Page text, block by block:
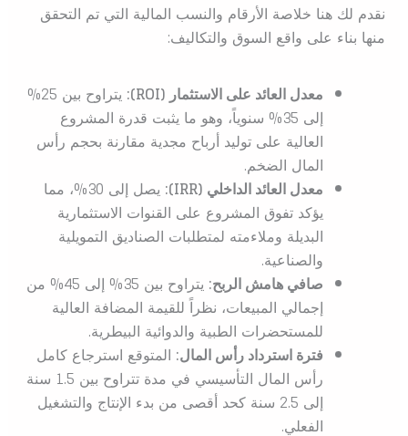
نقدم لك هنا خلاصة الأرقام والنسب المالية التي تم التحقق
منها بناء على واقع السوق والتكاليف:
معدل العائد على الاستثمار (ROI):
يتراوح بين 25%
إلى 35% سنوياً، وهو ما يثبت قدرة المشروع
العالية على توليد أرباح مجدية مقارنة بحجم رأس
المال الضخم.
معدل العائد الداخلي (IRR):
يصل إلى 30%، مما
يؤكد تفوق المشروع على القنوات الاستثمارية
البديلة وملاءمته لمتطلبات الصناديق التمويلية
والصناعية.
صافي هامش الربح:
يتراوح بين 35% إلى 45% من
إجمالي المبيعات، نظراً للقيمة المضافة العالية
للمستحضرات الطبية والدوائية البيطرية.
فترة استرداد رأس المال:المتوقع استرجاع كامل
رأس المال التأسيسي في مدة تتراوح بين 1.5 سنة
إلى 2.5 سنة كحد أقصى من بدء الإنتاج والتشغيل
الفعلي.